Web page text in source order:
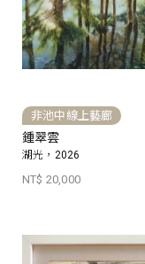
非池中線上藝廊
鍾翠雲
湖光，2026
NT$ 20,000